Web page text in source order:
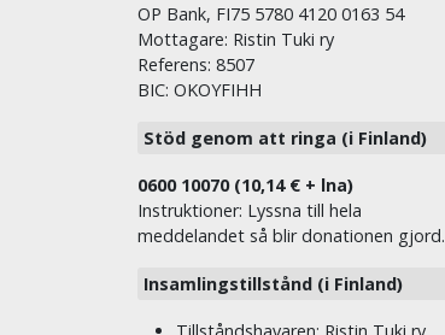
OP Bank, FI75 5780 4120 0163 54
Mottagare: Ristin Tuki ry
Referens: 8507
BIC: OKOYFIHH
Stöd genom att ringa (i Finland)
0600 10070 (10,14 € + lna)
Instruktioner: Lyssna till hela
meddelandet så blir donationen gjord.
Insamlingstillstånd (i Finland)
Tillståndshavaren: Ristin Tuki ry